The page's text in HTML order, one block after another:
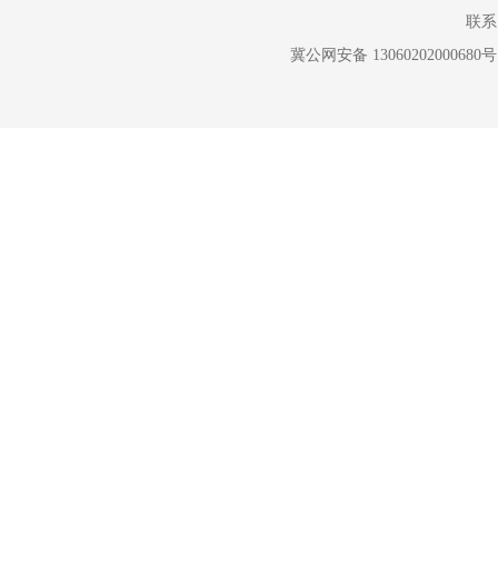
联
冀公网安备 13060202000680